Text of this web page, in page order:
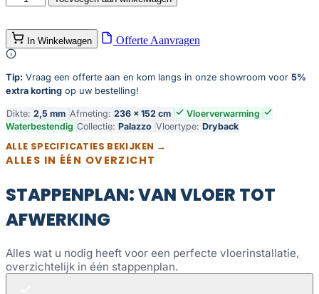
720
In Winkelwagen Offerte Aanvragen
Tip: Vraag een offerte aan en kom langs in onze showroom voor 5%
extra korting op uw bestelling!
Dikte: 2,5 mm Afmeting: 236 × 152 cm
Vloerverwarming
Waterbestendig Collectie: Palazzo Vloertype: Dryback
ALLE SPECIFICATIES BEKIJKEN →
ALLES IN ÉÉN OVERZICHT
STAPPENPLAN: VAN VLOER TOT
AFWERKING
Alles wat u nodig heeft voor een perfecte vloerinstallatie,
overzichtelijk in één stappenplan.